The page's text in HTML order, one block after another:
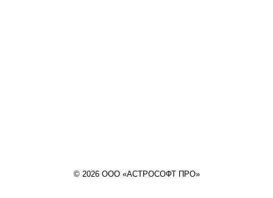
© 2026 ООО «АСТРОСОФТ ПРО»